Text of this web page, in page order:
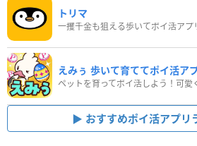
トリマ
一攫千金も狙える歩いてポイ活アプ
えみぅ 歩いて育ててポイ活ア
おすすめポイ活アプリ